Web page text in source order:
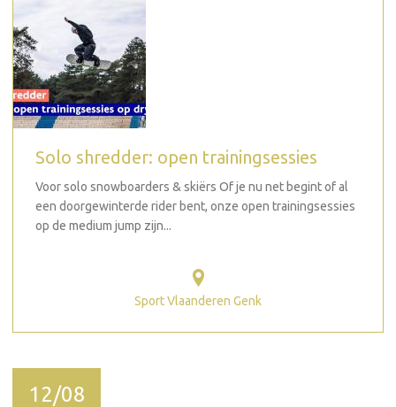
Solo shredder: open trainingsessies
Voor solo snowboarders & skiërs Of je nu net begint of al
een doorgewinterde rider bent, onze open trainingsessies
op de medium jump zijn...
Sport Vlaanderen Genk
12/08